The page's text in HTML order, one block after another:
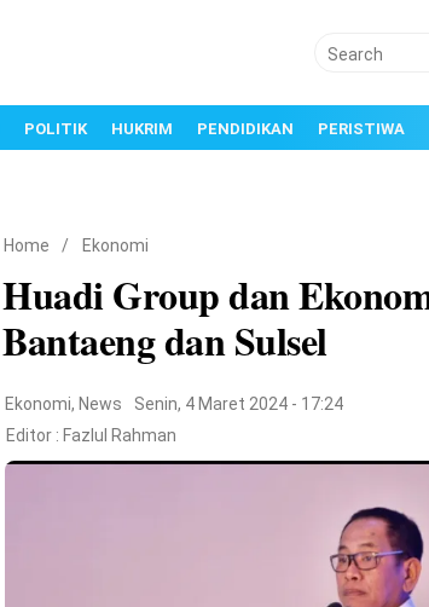
POLITIK HUKRIM PENDIDIKAN PERISTIWA
Home / Ekonomi
Huadi Group dan
Bantaeng dan Sulsel
Ekonomi, News
Senin, 4 Maret 2024 - 17:24
Editor : Fazlul Rahman